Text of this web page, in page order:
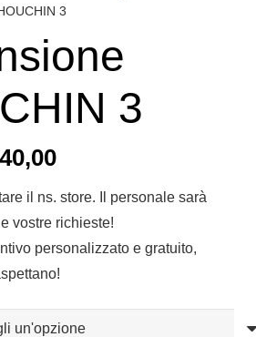
3
3
Fascia
prezzo:
da
€555,00
a
€640,00
il ns. store. Il personale sarà
vostre richieste!
personalizzato e gratuito,